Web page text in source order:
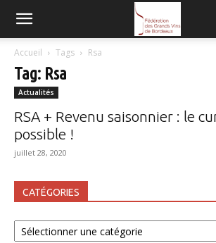
FGVB
Accueil Tags Rsa
Tag: Rsa
Actualités
RSA + Revenu saisonnier : le
possible !
juillet 28, 2020
CATÉGORIES
Catégories